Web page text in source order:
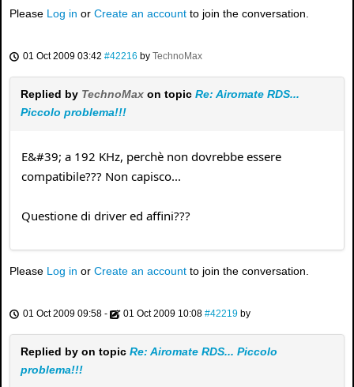
Please Log in or Create an account to join the conversation.
01 Oct 2009 03:42 #42216 by TechnoMax
Replied by TechnoMax on topic Re: Airomate RDS...
Piccolo problema!!!
E&#39; a 192 KHz, perchè non dovrebbe essere
compatibile??? Non capisco...
Questione di driver ed affini???
Please Log in or Create an account to join the conversation.
01 Oct 2009 09:58 - 01 Oct 2009 10:08 #42219 by
Replied by on topic Re: Airomate RDS... Piccolo
problema!!!